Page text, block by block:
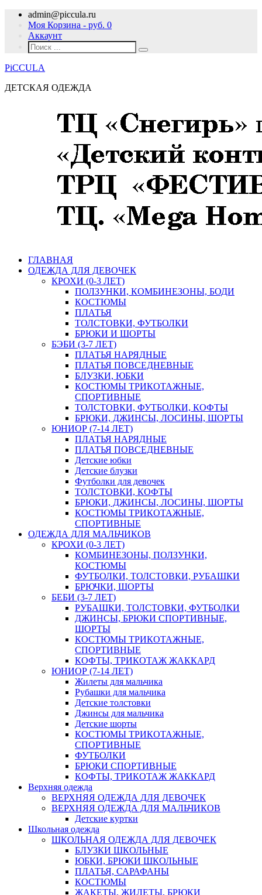
admin@piccula.ru
Моя Корзина - руб. 0
Аккаунт
PiCCULA
ДЕТСКАЯ ОДЕЖДА
ГЛАВНАЯ
ОДЕЖДА ДЛЯ ДЕВОЧЕК
КРОХИ (0-3 ЛЕТ)
ПОЛЗУНКИ, КОМБИНЕЗОНЫ, БОДИ
КОСТЮМЫ
ПЛАТЬЯ
ТОЛСТОВКИ, ФУТБОЛКИ
БРЮКИ И ШОРТЫ
БЭБИ (3-7 ЛЕТ)
ПЛАТЬЯ НАРЯДНЫЕ
ПЛАТЬЯ ПОВСЕДНЕВНЫЕ
БЛУЗКИ, ЮБКИ
КОСТЮМЫ ТРИКОТАЖНЫЕ,
СПОРТИВНЫЕ
ТОЛСТОВКИ, ФУТБОЛКИ, КОФТЫ
БРЮКИ, ДЖИНСЫ, ЛОСИНЫ, ШОРТЫ
ЮНИОР (7-14 ЛЕТ)
ПЛАТЬЯ НАРЯДНЫЕ
ПЛАТЬЯ ПОВСЕДНЕВНЫЕ
Детские юбки
Детские блузки
Футболки для девочек
ТОЛСТОВКИ, КОФТЫ
БРЮКИ, ДЖИНСЫ, ЛОСИНЫ, ШОРТЫ
КОСТЮМЫ ТРИКОТАЖНЫЕ,
СПОРТИВНЫЕ
ОДЕЖДА ДЛЯ МАЛЬЧИКОВ
КРОХИ (0-3 ЛЕТ)
КОМБИНЕЗОНЫ, ПОЛЗУНКИ,
КОСТЮМЫ
ФУТБОЛКИ, ТОЛСТОВКИ, РУБАШКИ
БРЮЧКИ, ШОРТЫ
БЕБИ (3-7 ЛЕТ)
РУБАШКИ, ТОЛСТОВКИ, ФУТБОЛКИ
ДЖИНСЫ, БРЮКИ СПОРТИВНЫЕ,
ШОРТЫ
КОСТЮМЫ ТРИКОТАЖНЫЕ,
СПОРТИВНЫЕ
КОФТЫ, ТРИКОТАЖ ЖАККАРД
ЮНИОР (7-14 ЛЕТ)
Жилеты для мальчика
Рубашки для мальчика
Детские толстовки
Джинсы для мальчика
Детские шорты
КОСТЮМЫ ТРИКОТАЖНЫЕ,
СПОРТИВНЫЕ
ФУТБОЛКИ
БРЮКИ СПОРТИВНЫЕ
КОФТЫ, ТРИКОТАЖ ЖАККАРД
Верхняя одежда
ВЕРХНЯЯ ОДЕЖДА ДЛЯ ДЕВОЧЕК
ВЕРХНЯЯ ОДЕЖДА ДЛЯ МАЛЬЧИКОВ
Детские куртки
Школьная одежда
ШКОЛЬНАЯ ОДЕЖДА ДЛЯ ДЕВОЧЕК
БЛУЗКИ ШКОЛЬНЫЕ
ЮБКИ, БРЮКИ ШКОЛЬНЫЕ
ПЛАТЬЯ, САРАФАНЫ
КОСТЮМЫ
ЖАКЕТЫ, ЖИЛЕТЫ, БРЮКИ